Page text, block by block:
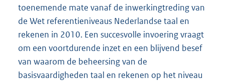
toenemende mate vanaf de inwerkingtreding van
de Wet referentieniveaus Nederlandse taal en
rekenen in 2010. Een succesvolle invoering vraagt
om een voortdurende inzet en een blijvend besef
van waarom de beheersing van de
basisvaardigheden taal en rekenen op het niveau